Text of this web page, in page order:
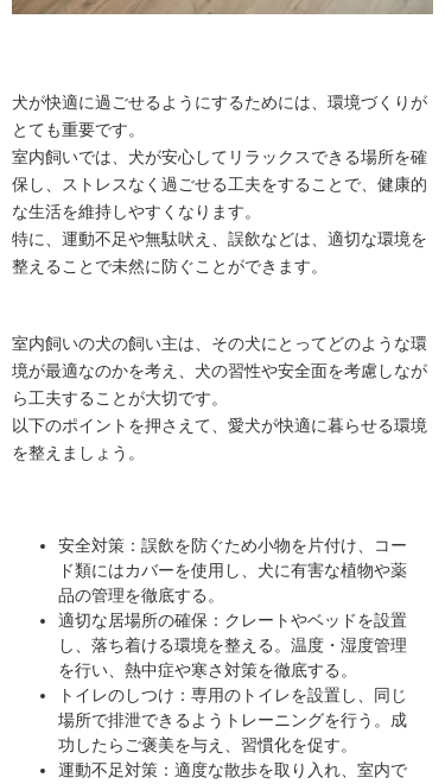
犬が快適に過ごせるようにするためには、環境づくりが
とても重要です。
室内飼いでは、犬が安心してリラックスできる場所を確
保し、ストレスなく過ごせる工夫をすることで、健康的
な生活を維持しやすくなります。
特に、運動不足や無駄吠え、誤飲などは、適切な環境を
整えることで未然に防ぐことができます。
室内飼いの犬の飼い主は、その犬にとってどのような環
境が最適なのかを考え、犬の習性や安全面を考慮しなが
ら工夫することが大切です。
以下のポイントを押さえて、愛犬が快適に暮らせる環境
を整えましょう。
安全対策：誤飲を防ぐため小物を片付け、コー
ド類にはカバーを使用し、犬に有害な植物や薬
品の管理を徹底する。
適切な居場所の確保：クレートやベッドを設置
し、落ち着ける環境を整える。温度・湿度管理
を行い、熱中症や寒さ対策を徹底する。
トイレのしつけ：専用のトイレを設置し、同じ
場所で排泄できるようトレーニングを行う。成
功したらご褒美を与え、習慣化を促す。
運動不足対策：適度な散歩を取り入れ、室内で